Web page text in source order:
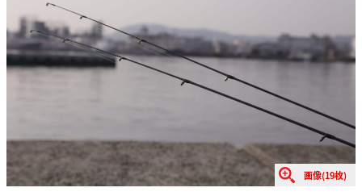
画像(19枚)